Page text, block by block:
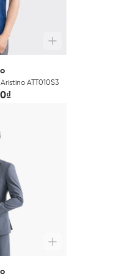
ATT010S3